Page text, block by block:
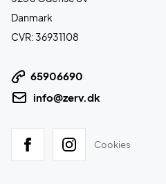
Danmark
CVR: 36931108
65906690
info@zerv.dk
Cookies